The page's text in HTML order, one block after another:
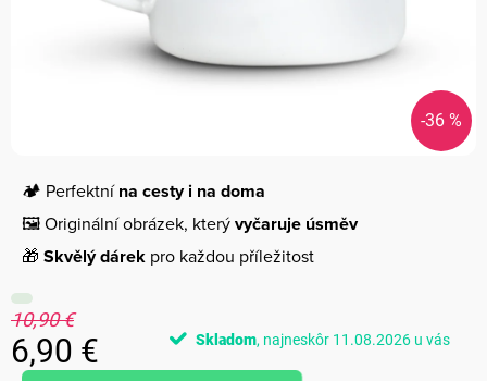
-36 %
🏕️ Perfektnína cesty i na doma
🖼️ Originální obrázek, kterývyčaruje úsměv
🎁 Skvělý dárek pro každou příležitost
10,90 €
6,90 € Skladom 11.08.2026